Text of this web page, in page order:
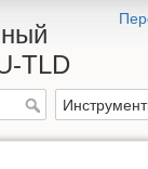
TLD